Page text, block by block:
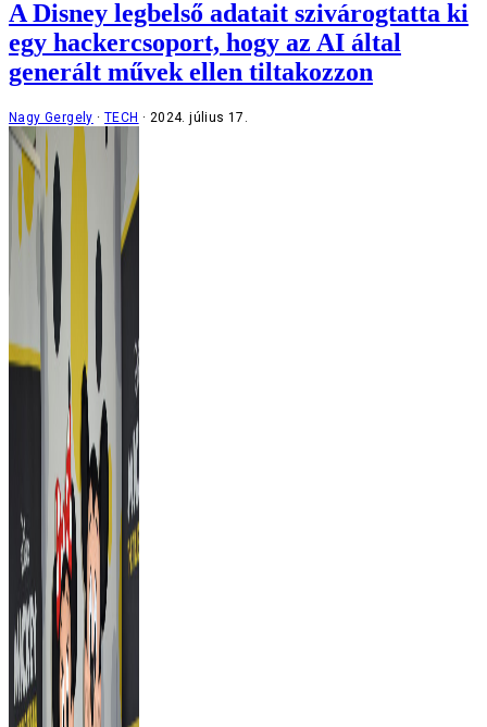
A Disney legbelső adatait szivárogtatta ki
egy hackercsoport, hogy az AI által
generált művek ellen tiltakozzon
Nagy Gergely TECH 2024. július 17.